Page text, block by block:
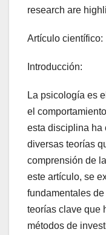
research are
Artículo científico:
Introducción:
La psicología es
el
esta disciplina ha
diversas teorías
comprensión de
este artículo, se
fundamentales
teorías clave que
métodos de